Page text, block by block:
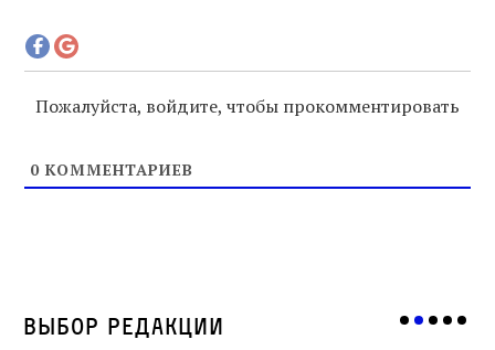
Пожалуйста, войдите, чтобы прокомментировать
0 КОММЕНТАРИЕВ
Выбор редакции